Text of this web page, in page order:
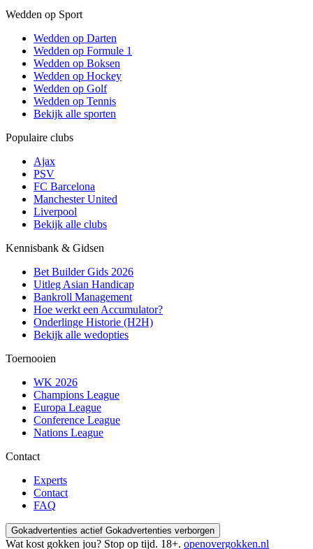
Wedden op Sport
Wedden op Darten
Wedden op Formule 1
Wedden op Boksen
Wedden op Hockey
Wedden op Golf
Wedden op Tennis
Bekijk alle sporten
Populaire clubs
Ajax
PSV
FC Barcelona
Manchester United
Liverpool
Bekijk alle clubs
Kennisbank & Gidsen
Bet Builder Gids 2026
Uitleg Asian Handicap
Bankroll Management
Hoe werkt een Accumulator?
Onderlinge Historie (H2H)
Bekijk alle wedopties
Toernooien
WK 2026
Champions League
Europa League
Conference League
Nations League
Contact
Experts
Contact
FAQ
Gokadvertenties actief Gokadvertenties verborgen
Wat kost gokken jou? Stop op tijd. 18+. openovergokken.nl